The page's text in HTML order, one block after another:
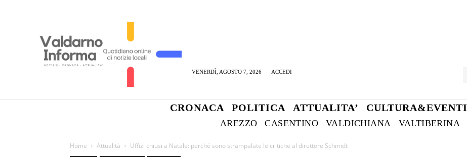
VENERDÌ, AGOSTO 7, 2026 ACCEDI
CRONACA POLITICA ATTUALITA’ CULTURA&EVENTI
AREZZO CASENTINO VALDICHIANA VALTIBERINA
Home Attualità Uffizi chiusi a Natale: perché sono strampalate le critiche al direttore Schmidt